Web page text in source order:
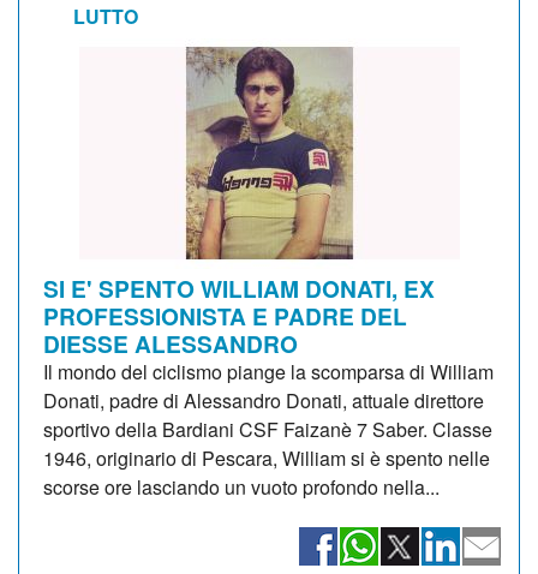
LUTTO
SI E' SPENTO WILLIAM DONATI, EX
PROFESSIONISTA E PADRE DEL
DIESSE ALESSANDRO
Il mondo del ciclismo piange la scomparsa di William
Donati, padre di Alessandro Donati, attuale direttore
sportivo della Bardiani CSF Faizanè 7 Saber. Classe
1946, originario di Pescara, William si è spento nelle
scorse ore lasciando un vuoto profondo nella...